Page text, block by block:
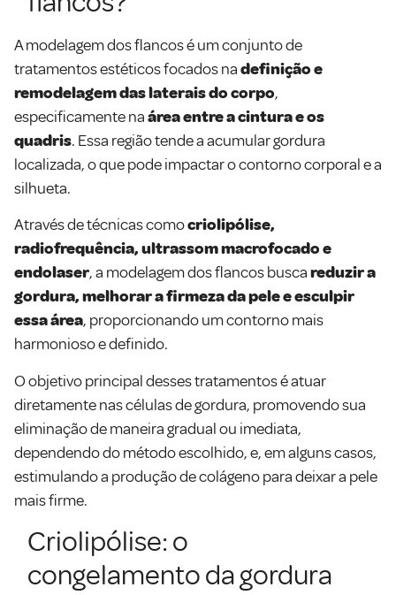
A modelagem dos flancos é um conjunto de
tratamentos estéticos focados nadefinição e
remodelagem das laterais do corpo,
especificamente naárea entre a cintura e os
quadris. Essa região tende a acumular gordura
localizada, o que pode impactar o contorno corporal e a
silhueta.
Através de técnicas comocriolipólise,
radiofrequência, ultrassom macrofocado e
endolaser, a modelagem dos flancos buscareduzir a
gordura, melhorar a firmeza da pele e esculpir
essa área, proporcionando um contorno mais
harmonioso e definido.
O objetivo principal desses tratamentos é atuar
diretamente nas células de gordura, promovendo sua
eliminação de maneira gradual ou imediata,
dependendo do método escolhido, e, em alguns casos,
estimulando a produção de colágeno para deixar a pele
mais firme.
Criolipólise: o
congelamento da gordura